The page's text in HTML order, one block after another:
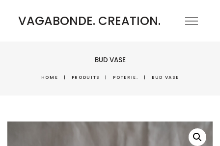
VAGABONDE. CREATION.
BUD VASE
HOME | PRODUITS | POTERIE. | BUD VASE